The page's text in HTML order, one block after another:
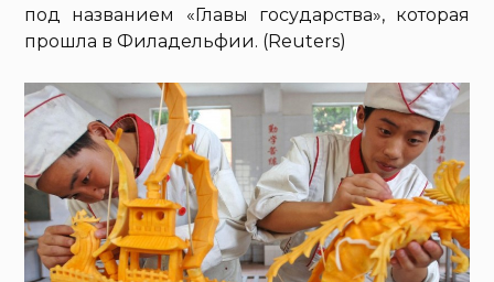
под названием «Главы государства», которая
прошла в Филадельфии. (Reuters)